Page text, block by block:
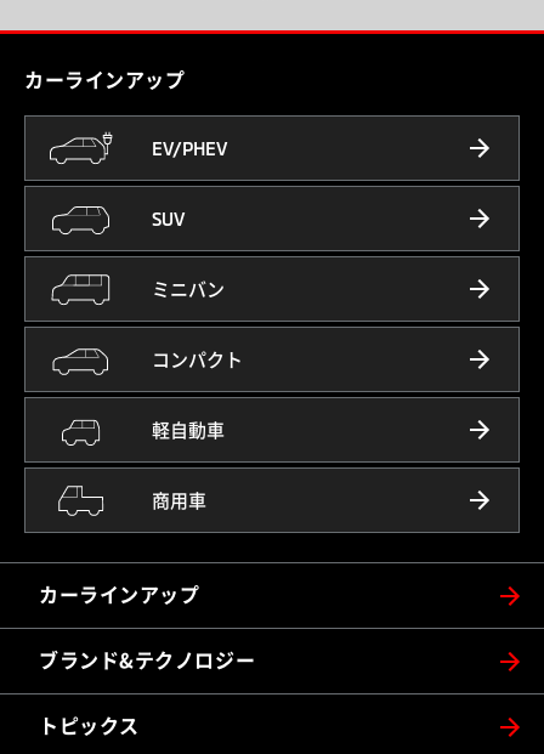
カーラインアップ
カーラインアップ
EV/PHEV
SUV
ミニバン
コンパクト
軽自動車
商用車
ブランド&テクノロジー
トピックス